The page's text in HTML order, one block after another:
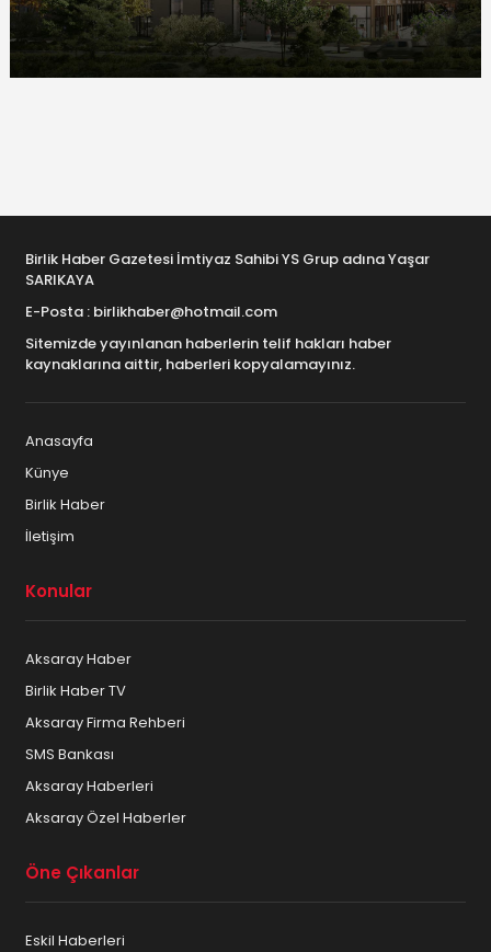
Birlik Haber Gazetesi İmtiyaz Sahibi YS Grup adına Yaşar
SARIKAYA
E-Posta : birlikhaber@hotmail.com
Sitemizde yayınlanan haberlerin telif hakları haber
kaynaklarına aittir, haberleri kopyalamayınız.
Anasayfa
Künye
Birlik Haber
İletişim
Konular
Aksaray Haber
Birlik Haber TV
Aksaray Firma Rehberi
SMS Bankası
Aksaray Haberleri
Aksaray Özel Haberler
Öne Çıkanlar
Eskil Haberleri